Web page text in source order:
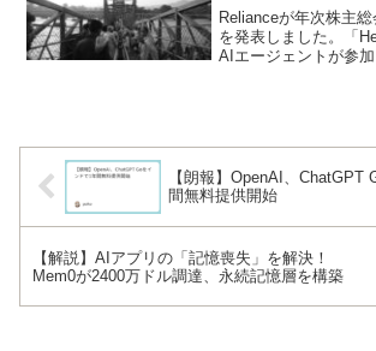
Relianceが年次株主
を発表しました。「
AIエージェントが参
【朗報】OpenAI、ChatGPT
間無料提供開始
【解説】AIアプリの「記憶喪失」を解決！
Mem0が2400万ドル調達、永続記憶層を構築